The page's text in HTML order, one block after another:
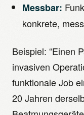
Messbar:
konkrete,
Beispiel: “Einen
invasiven
funktionale Job
20 Jahren